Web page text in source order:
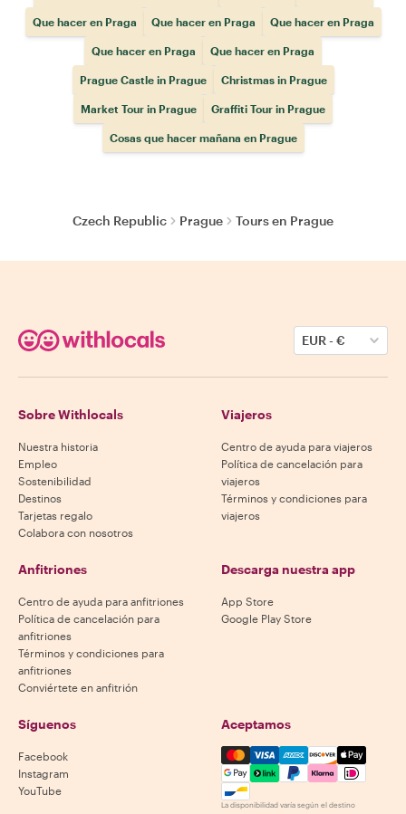
Que hacer en Praga Que hacer en Praga Que hacer en Praga
Que hacer en Praga Que hacer en Praga
Prague Castle in Prague Christmas in Prague
Market Tour in Prague Graffiti Tour in Prague
Cosas que hacer mañana en Prague
Czech Republic Prague Tours en Prague
EUR-€
Sobre Withlocals
Nuestra historia
Empleo
Sostenibilidad
Destinos
Tarjetas regalo
Colabora con nosotros
Viajeros
Centro de ayuda para viajeros
Política de cancelación para
viajeros
Términos y condiciones para
viajeros
Anfitriones
Centro de ayuda para anfitriones
Política de cancelación para
anfitriones
Términos y condiciones para
anfitriones
Conviértete en anfitrión
Descarga nuestra app
App Store
Google Play Store
Síguenos
Facebook
Instagram
YouTube
Aceptamos
Mastercard, Visa, Amex,
La disponibilidad varía según el destino